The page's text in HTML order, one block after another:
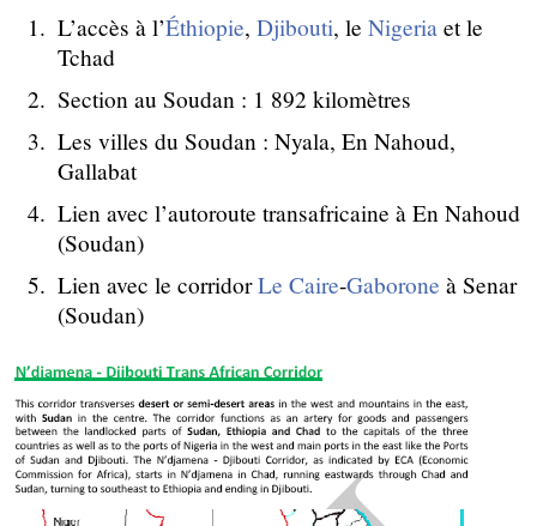
L’accès à l’Éthiopie, Djibouti, le Nigeria et le
Tchad
Section au Soudan : 1 892 kilomètres
Les villes du Soudan : Nyala, En Nahoud,
Gallabat
Lien avec l’autoroute transafricaine à En Nahoud
(Soudan)
Lien avec le corridorLe Caire-Gaborone à Senar
(Soudan)